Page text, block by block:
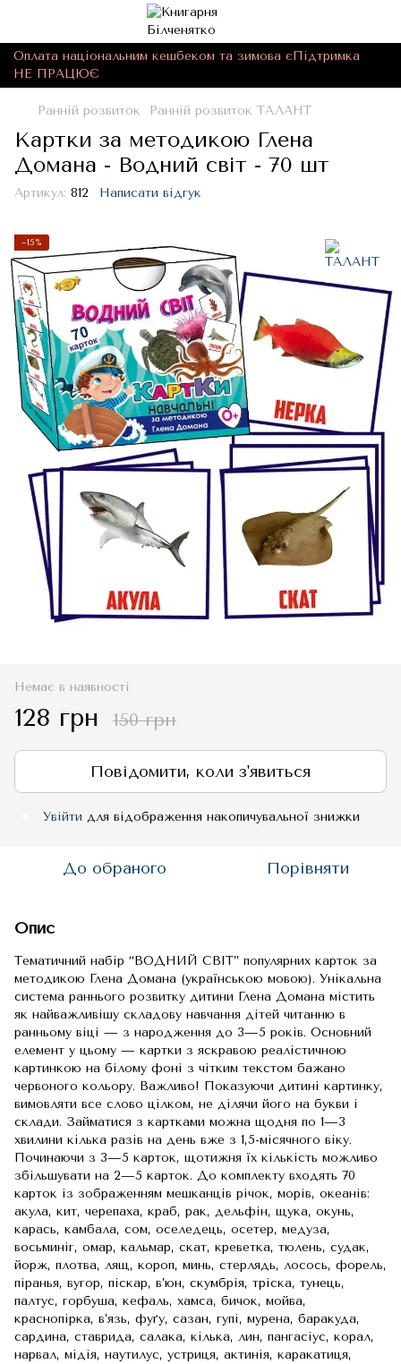
Оплата національним кешбеком та зимова єПідтримка
НЕ ПРАЦЮЄ
Ранній розвиток Ранній розвиток ТАЛАНТ
Картки за методикою Глена
Домана - Водний світ - 70 шт
Артикул: 812 Написати відгук
−15%
Немає в наявності
128 грн 150 грн
Повідомити, коли з'явиться
Увійти для відображення накопичувальної знижки
До обраного Порівняти
Опис
Тематичний набір “ВОДНИЙ СВІТ” популярних карток за
методикою Глена Домана (українською мовою). Унікальна
система раннього розвитку дитини Глена Домана містить
як найважливішу складову навчання дітей читанню в
ранньому віці — з народження до 3—5 років. Основний
елемент у цьому — картки з яскравою реалістичною
картинкою на білому фоні з чітким текстом бажано
червоного кольору. Важливо! Показуючи дитині картинку,
вимовляти все слово цілком, не ділячи його на букви і
склади. Займатися з картками можна щодня по 1—3
хвилини кілька разів на день вже з 1,5-місячного віку.
Починаючи з 3—5 карток, щотижня їх кількість можливо
збільшувати на 2—5 карток. До комплекту входять 70
карток із зображенням мешканців річок, морів, океанів:
акула, кит, черепаха, краб, рак, дельфін, щука, окунь,
карась, камбала, сом, оселедець, осетер, медуза,
восьминіг, омар, кальмар, скат, креветка, тюлень, судак,
йорж, плотва, лящ, короп, минь, стерлядь, лосось, форель,
піранья, вугор, піскар, в’юн, скумбрія, тріска, тунець,
палтус, горбуша, кефаль, хамса, бичок, мойва,
краснопірка, в’язь, фуґу, сазан, гупі, мурена, баракуда,
сардина, ставрида, салака, кілька, лин, пангасіус, корал,
нарвал, мідія, наутилус, устриця, актинія, каракатиця,